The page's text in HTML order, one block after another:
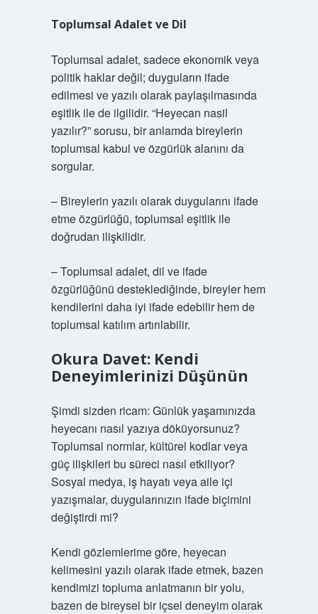
Toplumsal Adalet ve Dil
Toplumsal adalet, sadece ekonomik veya
politik haklar değil; duyguların ifade
edilmesi ve yazılı olarak paylaşılmasında
eşitlik ile de ilgilidir. “Heyecan nasil
yazılır?” sorusu, bir anlamda bireylerin
toplumsal kabul ve özgürlük alanını da
sorgular.
– Bireylerin yazılı olarak duygularını ifade
etme özgürlüğü, toplumsal eşitlik ile
doğrudan ilişkilidir.
– Toplumsal adalet, dil ve ifade
özgürlüğünü desteklediğinde, bireyler hem
kendilerini daha iyi ifade edebilir hem de
toplumsal katılım artırılabilir.
Okura Davet: Kendi
Deneyimlerinizi Düşünün
Şimdi sizden ricam: Günlük yaşamınızda
heyecanı nasıl yazıya döküyorsunuz?
Toplumsal normlar, kültürel kodlar veya
güç ilişkileri bu süreci nasıl etkiliyor?
Sosyal medya, iş hayatı veya aile içi
yazışmalar, duygularınızın ifade biçimini
değiştirdi mi?
Kendi gözlemlerime göre, heyecan
kelimesini yazılı olarak ifade etmek, bazen
kendimizi topluma anlatmanın bir yolu,
bazen de bireysel bir içsel deneyim olarak